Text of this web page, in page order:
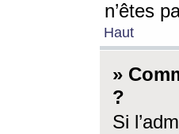
n’êtes
Haut
»
?
Si